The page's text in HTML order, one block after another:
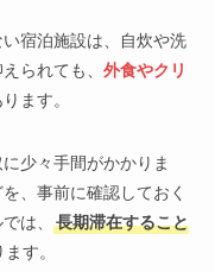
宿泊施設は、自炊や洗
られても、 外食やクリ
ます。
少々手間がかかりま
、事前に確認しておく
は、
長期滞在すること
す。